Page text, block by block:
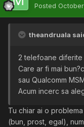
Posted
theandruala
2 telefoane diferite
Care ar fi mai
sau Qualcomm
Acum incerc sa
Tu chiar ai o
(bun, prost, egal),